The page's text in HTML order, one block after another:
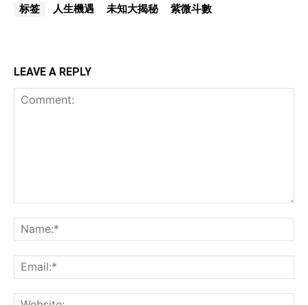
标签 人生機遇 未知大揭秘 紫微斗數
LEAVE A REPLY